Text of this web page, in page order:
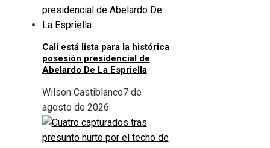
Cali está lista para la histórica
posesión presidencial de
Abelardo De La Espriella
Wilson Castiblanco7 de
agosto de 2026